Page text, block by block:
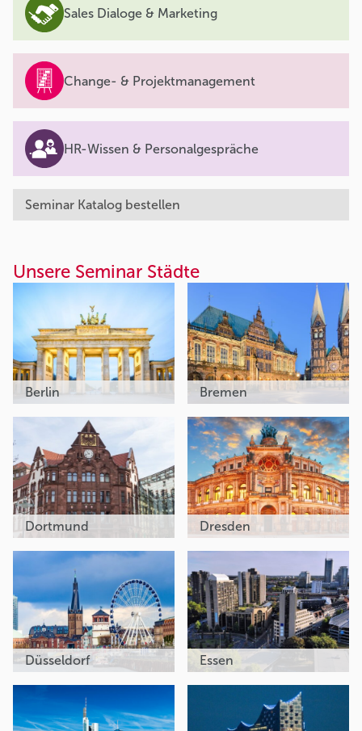
Sales Dialoge & Marketing
Change- & Projektmanagement
HR-Wissen & Personalgespräche
Seminar Katalog bestellen
Unsere Seminar Städte
Berlin Bremen
Dortmund Dresden
Düsseldorf Essen